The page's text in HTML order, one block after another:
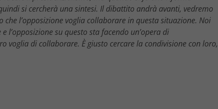
si cercherà una sintesi. Il dibattito andrà avanti, vedremo
l’opposizione voglia collaborare in questa situazione. Noi
su questo sta facendo un’opera di
voglia di collaborare. È giusto cercare la condivisione con loro,